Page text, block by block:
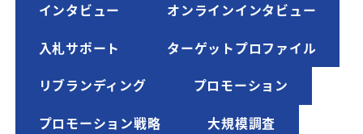
インタビュー オンラインインタビュー
入札サポート ターゲットプロファイル
リブランディング プロモーション
プロモーション戦略 大規模調査